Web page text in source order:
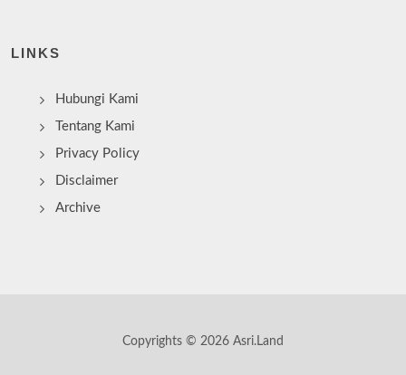
LINKS
Hubungi Kami
Tentang Kami
Privacy Policy
Disclaimer
Archive
Copyrights © 2026 Asri.Land